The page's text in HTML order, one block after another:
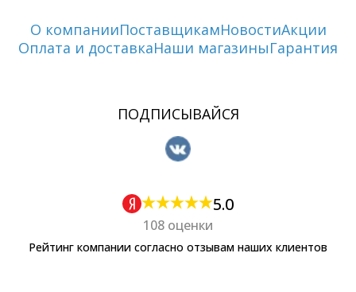
О компанииПоставщикамНовостиАкции
Оплата и доставкаНаши магазиныГарантия
ПОДПИСЫВАЙСЯ
5.0
108 оценки
Рейтинг компании согласно отзывам наших клиентов